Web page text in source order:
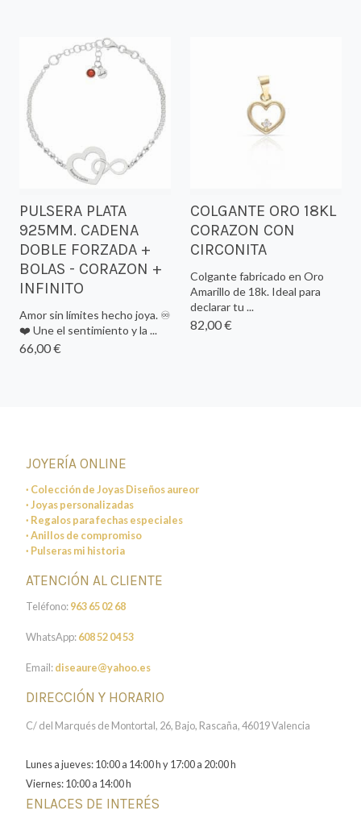
PULSERA PLATA
925MM. CADENA
DOBLE FORZADA +
BOLAS - CORAZON +
INFINITO
Amor sin límites hecho joya. ♾️
❤️ Une el sentimiento y la ...
66,00 €
COLGANTE ORO 18KL
CORAZON CON
CIRCONITA
Colgante fabricado en Oro
Amarillo de 18k. Ideal para
declarar tu ...
82,00 €
JOYERÍA ONLINE
· Colección de Joyas Diseños aureor
· Joyas personalizadas
· Regalos para fechas especiales
· Anillos de compromiso
· Pulseras mi historia
ATENCIÓN AL CLIENTE
Teléfono:963 65 02 68
WhatsApp:608 52 04 53
Email:diseaure@yahoo.es
DIRECCIÓN Y HORARIO
C/ del Marqués de Montortal, 26, Bajo, Rascaña, 46019 Valencia
Lunes a jueves: 10:00 a 14:00 h y 17:00 a 20:00 h
Viernes: 10:00 a 14:00 h
ENLACES DE INTERÉS